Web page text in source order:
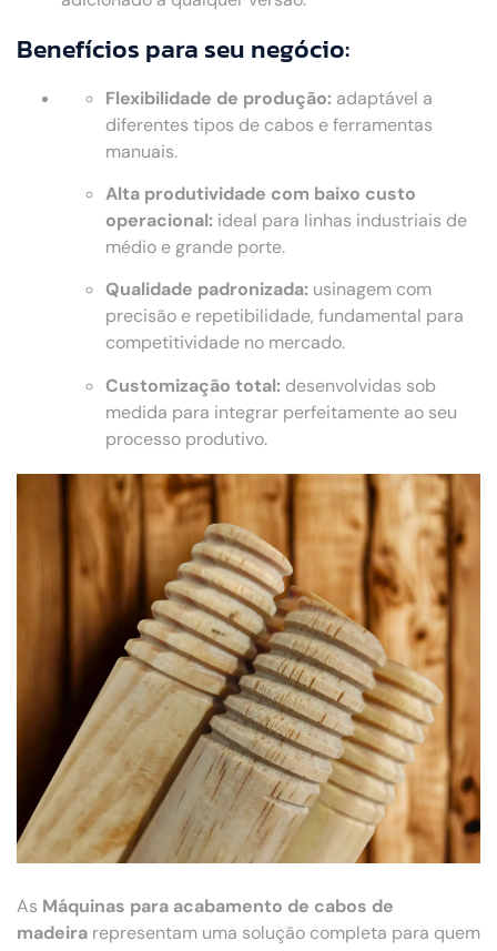
Benefícios para seu negócio:
Flexibilidade de produção: adaptável a
diferentes tipos de cabos e ferramentas
manuais.
Alta produtividade com baixo custo
operacional: ideal para linhas industriais de
médio e grande porte.
Qualidade padronizada: usinagem com
precisão e repetibilidade, fundamental para
competitividade no mercado.
Customização total: desenvolvidas sob
medida para integrar perfeitamente ao seu
processo produtivo.
As Máquinas para acabamento de cabos de
madeira representam uma solução completa para quem